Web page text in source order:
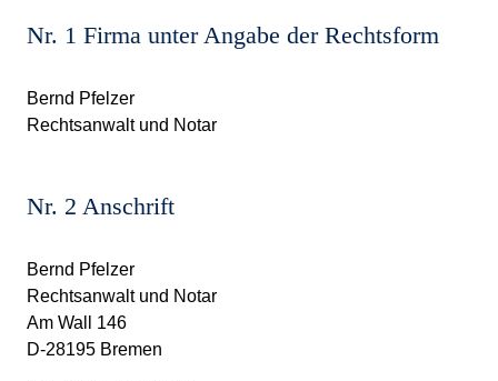
Nr. 1 Firma unter Angabe der Rechtsform
Bernd Pfelzer
Rechtsanwalt und Notar
Nr. 2 Anschrift
Bernd Pfelzer
Rechtsanwalt und Notar
Am Wall 146
D-28195 Bremen